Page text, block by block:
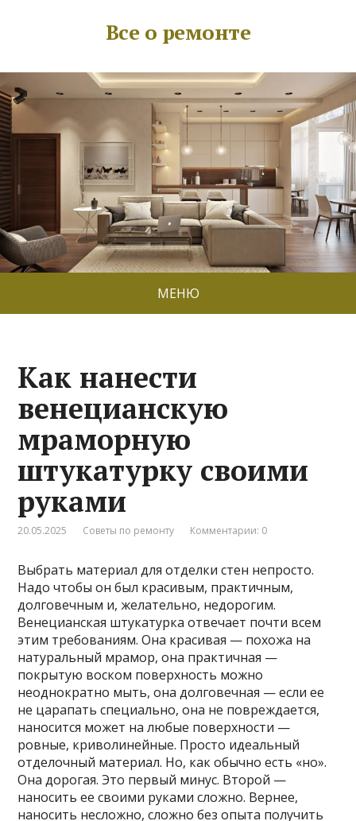
Все о ремонте
МЕНЮ
Как нанести
венецианскую
мраморную
штукатурку своими
руками
20.05.2025 Советы по ремонту Комментарии: 0
Выбрать материал для отделки стен непросто.
Надо чтобы он был красивым, практичным,
долговечным и, желательно, недорогим.
Венецианская штукатурка отвечает почти всем
этим требованиям. Она красивая — похожа на
натуральный мрамор, она практичная —
покрытую воском поверхность можно
неоднократно мыть, она долговечная — если ее
не царапать специально, она не повреждается,
наносится может на любые поверхности —
ровные, криволинейные. Просто идеальный
отделочный материал. Но, как обычно есть «но».
Она дорогая. Это первый минус. Второй —
наносить ее своими руками сложно. Вернее,
наносить несложно, сложно без опыта получить